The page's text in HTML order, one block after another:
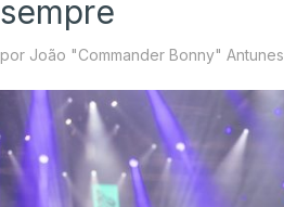
sempre
por João "Commander Bonny" Antunes